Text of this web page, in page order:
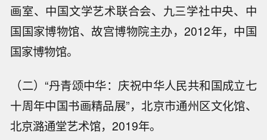
画室、中国文学艺术联合会、九三学社中央、中
国国家博物馆、故宫博物院主办，2012年，中国
国家博物馆。
（二）“丹青颂中华：庆祝中华人民共和国成立七
十周年中国书画精品展”，北京市通州区文化馆、
北京潞通堂艺术馆，2019年。